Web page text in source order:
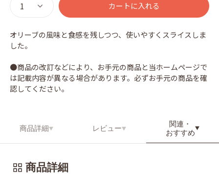
カートに入れる
オリーブの風味と食感を残しつつ、使いやすくスライスしま
した。
●商品の改訂などにより、お手元の商品と当ホームページで
は記載内容が異なる場合があります。必ずお手元の商品を確
認してください。
商品詳細 レビュー
関連・
おすすめ
商品詳細